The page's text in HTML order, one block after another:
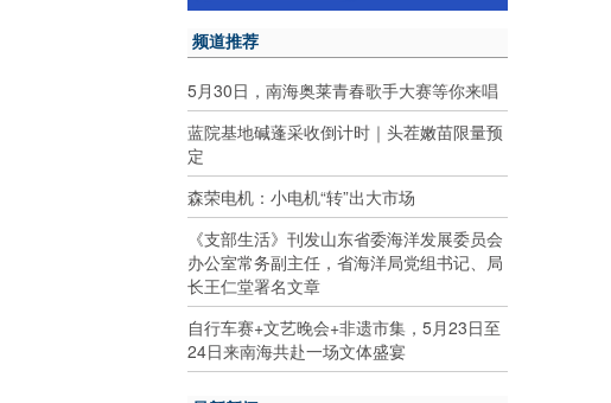
频道推荐
5月30日，南海奥莱青春歌手大赛等你来唱
蓝院基地碱蓬采收倒计时｜头茬嫩苗限量预
定
森荣电机：小电机“转”出大市场
《支部生活》刊发山东省委海洋发展委员会
办公室常务副主任，省海洋局党组书记、局
长王仁堂署名文章
自行车赛+文艺晚会+非遗市集，5月23日至
24日来南海共赴一场文体盛宴